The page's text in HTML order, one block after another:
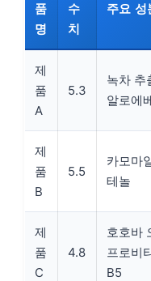
품
명
수
치
주요 성
제
품
A
5.3
녹차 추
알로에
제
품
B
5.5
카모마
테놀
제
품
C
4.8
호호바
프로비
B5